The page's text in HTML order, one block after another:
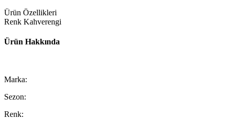
Ürün Özellikleri
Renk Kahverengi
Ürün Hakkında
Marka:
Sezon:
Renk: